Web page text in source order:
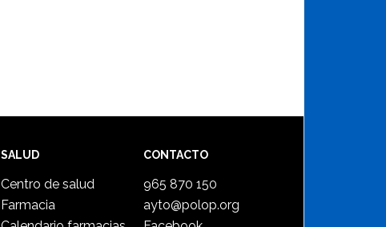
SALUD
Centro de salud
Farmacia
CONTACTO
965 870 150
ayto@polop.org